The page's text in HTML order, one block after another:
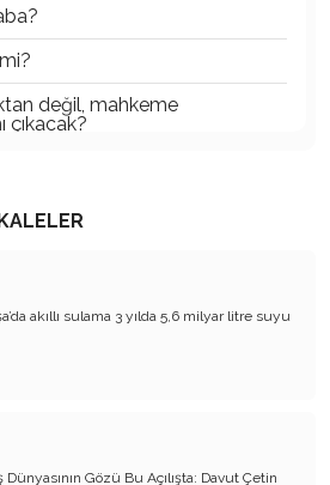
değil, mahkeme
çıkacak?
Sistemi tartışılmalı
açık mektup!..
oturdu!..
Antalya yok!..
mi teslim ediliyor?
akıllı sulama 3 yılda 5,6 milyar litre suyu
Dünyasının Gözü Bu Açılışta: Davut Çetin